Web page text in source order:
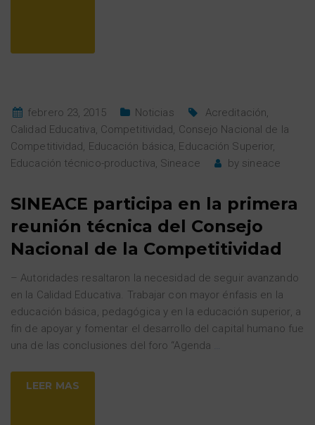
febrero 23, 2015 Noticias Acreditación,
Calidad Educativa, Competitividad, Consejo Nacional de la
Competitividad, Educación básica, Educación Superior,
Educación técnico-productiva, Sineace by sineace
SINEACE participa en la primera
reunión técnica del Consejo
Nacional de la Competitividad
– Autoridades resaltaron la necesidad de seguir avanzando
en la Calidad Educativa. Trabajar con mayor énfasis en la
educación básica, pedagógica y en la educación superior, a
fin de apoyar y fomentar el desarrollo del capital humano fue
una de las conclusiones del foro “Agenda
LEER MAS